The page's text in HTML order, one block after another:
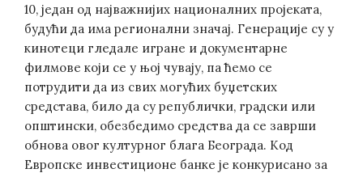
10, један од најважнијих националних пројеката,
будући да има регионални значај. Генерације су у
кинотеци гледале игране и документарне
филмове који се у њој чувају, па ћемо се
потрудити да из свих могућих буџетских
средстава, било да су републички, градски или
општински, обезбедимо средства да се заврши
обнова овог културног блага Београда. Код
Европске инвестиционе банке је конкурисано за